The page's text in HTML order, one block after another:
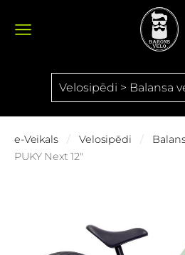
Velosipēdi > Balansa
e-Veikals Velosipēdi
PUKY Next 12"